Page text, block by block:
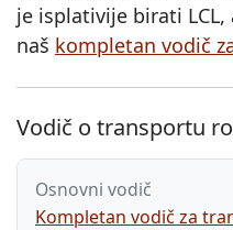
je isplativije birati LCL,
naš kompletan vodič
Vodič o transportu
Osnovni vodič
Kompletan vodič za